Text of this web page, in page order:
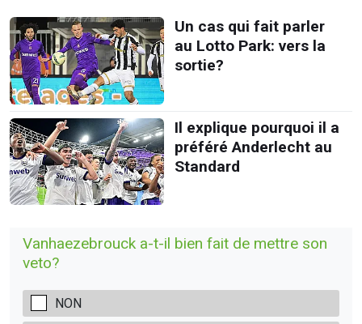
Un cas qui fait parler
au Lotto Park: vers la
sortie?
Il explique pourquoi il a
préféré Anderlecht au
Standard
Vanhaezebrouck a-t-il bien fait de mettre son
veto?
NON